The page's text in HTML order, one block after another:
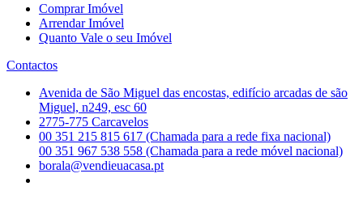
Comprar Imóvel
Arrendar Imóvel
Quanto Vale o seu Imóvel
Contactos
Avenida de São Miguel das encostas, edifício arcadas de são
Miguel, n249, esc 60
2775-775 Carcavelos
00 351 215 815 617 (Chamada para a rede fixa nacional)
00 351 967 538 558 (Chamada para a rede móvel nacional)
borala@vendieuacasa.pt